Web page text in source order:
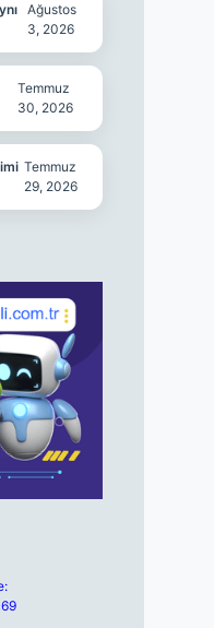
Ağustos
3, 2026
Temmuz
30, 2026
Temmuz
29, 2026